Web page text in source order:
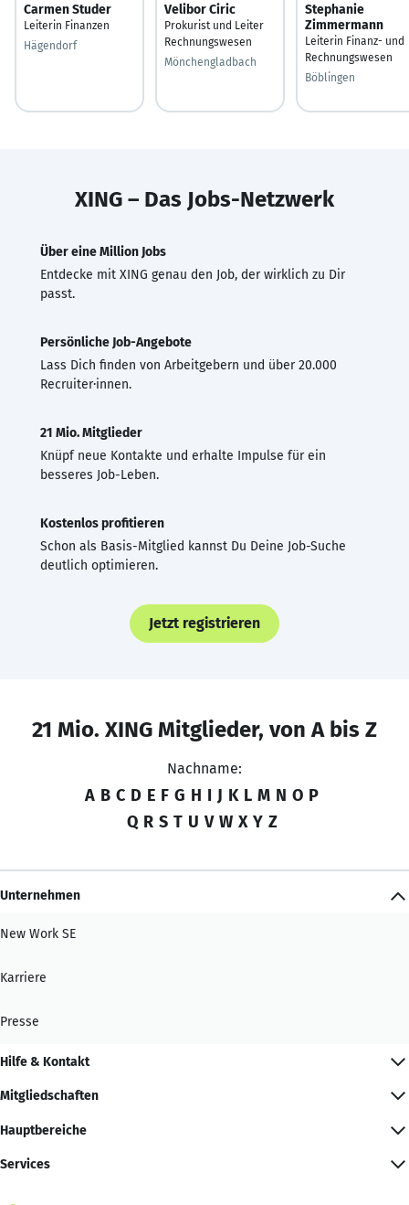
Carmen Studer
Leiterin Finanzen
Hägendorf
Velibor Ciric
Prokurist und Leiter
Rechnungswesen
Mönchengladbach
Stephanie
Zimmermann
Leiterin Finanz- und
Rechnungswesen
Böblingen
XING – Das Jobs-Netzwerk
Über eine Million Jobs
Entdecke mit XING genau den Job, der wirklich zu Dir
passt.
Persönliche Job-Angebote
Lass Dich finden von Arbeitgebern und über 20.000
Recruiter·innen.
21 Mio. Mitglieder
Knüpf neue Kontakte und erhalte Impulse für ein
besseres Job-Leben.
Kostenlos profitieren
Schon als Basis-Mitglied kannst Du Deine Job-Suche
deutlich optimieren.
Jetzt registrieren
21 Mio. XING Mitglieder, von A bis Z
Nachname:
A B C D E F G H I J K L M N O P
Q R S T U V W X Y Z
Unternehmen
New Work SE
Karriere
Presse
Hilfe & Kontakt
Mitgliedschaften
Hauptbereiche
Services